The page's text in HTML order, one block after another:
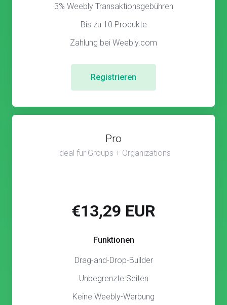
3% Weebly Transaktionsgebühren
Bis zu 10 Produkte
Zahlung bei Weebly.com
Registrieren
Pro
Ideal für Groups + Organizations
€13,29 EUR
Funktionen
Drag-and-Drop-Builder
Unbegrenzte Seiten
Keine Weebly-Werbung